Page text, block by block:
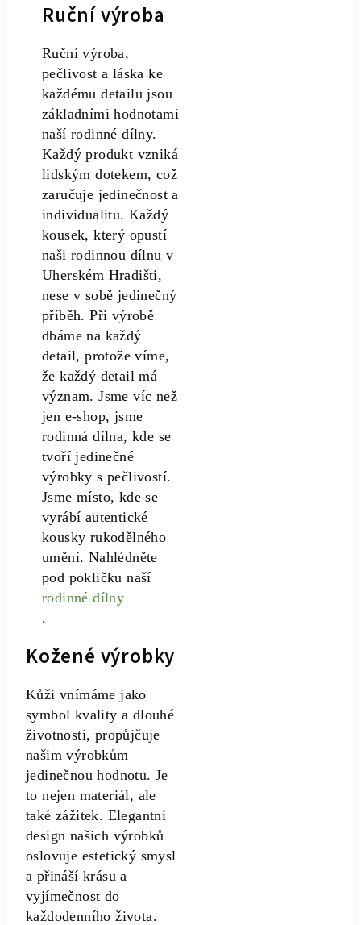
Ruční výroba
Ruční výroba,
pečlivost a láska ke
každému detailu jsou
základními hodnotami
naší rodinné dílny.
Každý produkt vzniká
lidským dotekem, což
zaručuje jedinečnost a
individualitu. Každý
kousek, který opustí
naši rodinnou dílnu v
Uherském Hradišti,
nese v sobě jedinečný
příběh. Při výrobě
dbáme na každý
detail, protože víme,
že každý detail má
význam. Jsme víc než
jen e-shop, jsme
rodinná dílna, kde se
tvoří jedinečné
výrobky s pečlivostí.
Jsme místo, kde se
vyrábí autentické
kousky rukodělného
umění. Nahlédněte
pod pokličku naší
rodinné dílny
.
Kožené výrobky
Kůži vnímáme jako
symbol kvality a dlouhé
životnosti, propůjčuje
našim výrobkům
jedinečnou hodnotu. Je
to nejen materiál, ale
také zážitek. Elegantní
design našich výrobků
oslovuje estetický smysl
a přináší krásu a
vyjímečnost do
každodenního života.